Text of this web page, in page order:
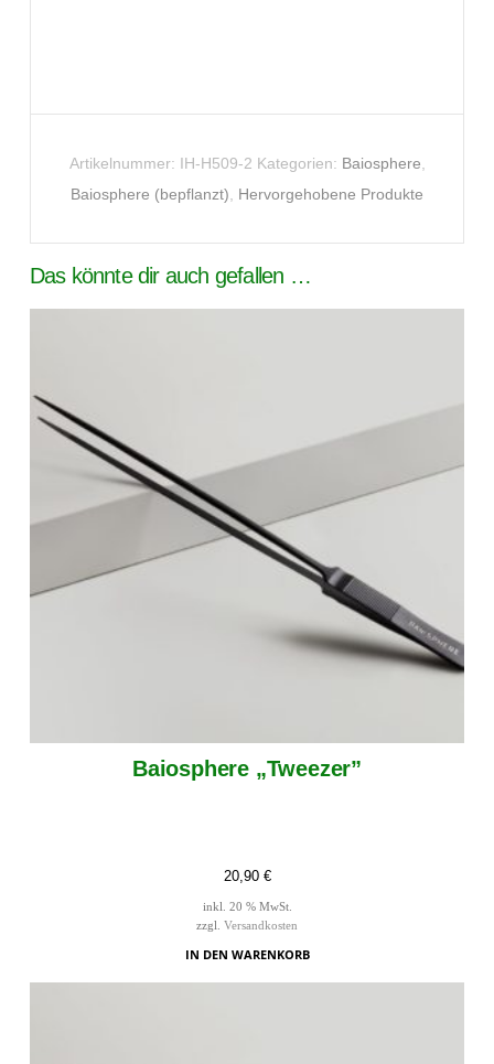
Artikelnummer: IH-H509-2 Kategorien: Baiosphere
Baiosphere (bepflanzt)
Hervorgehobene Produkte
Das könnte dir auch gefallen …
Baiosphere „Tweezer”
20,90 €
inkl. 20 % MwSt.
zzgl. Versandkosten
IN DEN WARENKORB